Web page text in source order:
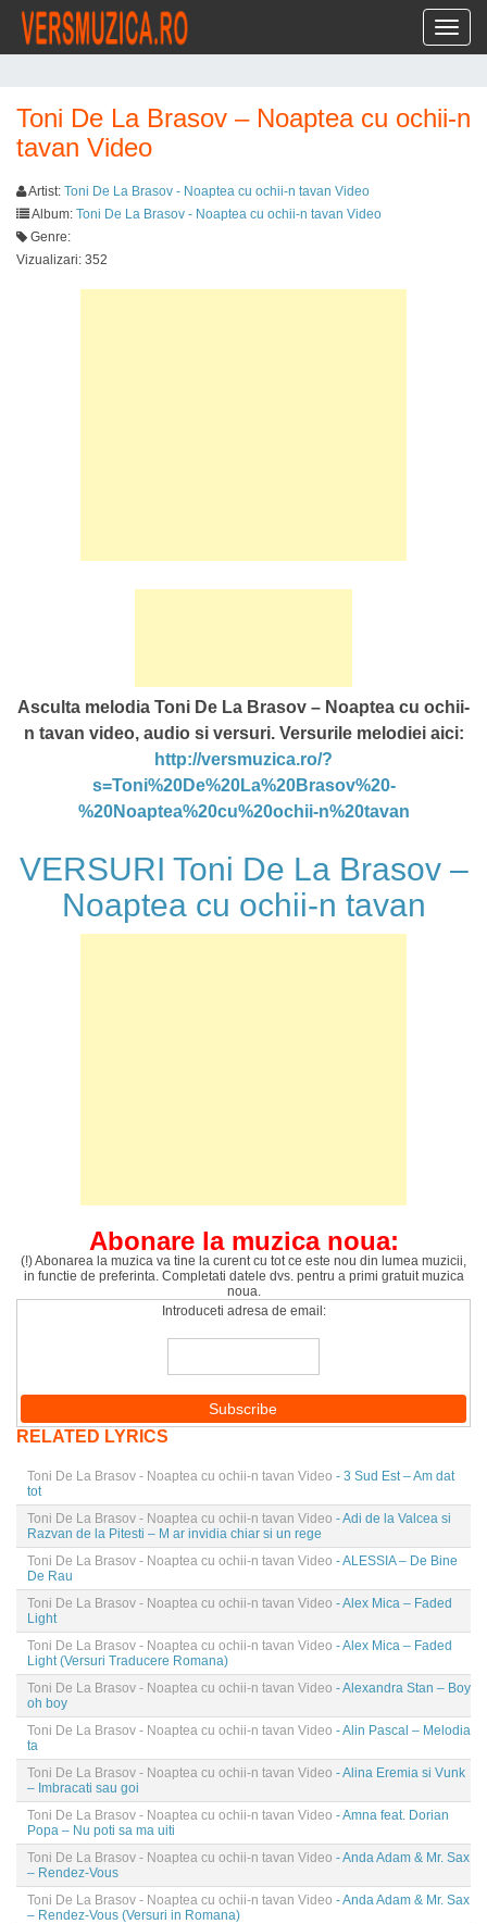
Toni De La Brasov – Noaptea cu ochii-n
tavan Video
Artist: Toni De La Brasov - Noaptea cu ochii-n tavan Video
Album: Toni De La Brasov - Noaptea cu ochii-n tavan Video
Genre:
Vizualizari: 352
Asculta melodia Toni De La Brasov – Noaptea cu ochii-
n tavan video, audio si versuri. Versurile melodiei aici:
http://versmuzica.ro/?
s=Toni%20De%20La%20Brasov%20-
%20Noaptea%20cu%20ochii-n%20tavan
VERSURI Toni De La Brasov –
Noaptea cu ochii-n tavan
Abonare la muzica noua:
(!) Abonarea la muzica va tine la curent cu tot ce este nou din lumea muzicii,
in functie de preferinta. Completati datele dvs. pentru a primi gratuit muzica
noua.
Introduceti adresa de email:
RELATED LYRICS
Toni De La Brasov - Noaptea cu ochii-n tavan Video - 3 Sud Est – Am dat
tot
Toni De La Brasov - Noaptea cu ochii-n tavan Video - Adi de la Valcea si
Razvan de la Pitesti – M ar invidia chiar si un rege
Toni De La Brasov - Noaptea cu ochii-n tavan Video - ALESSIA – De Bine
De Rau
Toni De La Brasov - Noaptea cu ochii-n tavan Video - Alex Mica – Faded
Light
Toni De La Brasov - Noaptea cu ochii-n tavan Video - Alex Mica – Faded
Light (Versuri Traducere Romana)
Toni De La Brasov - Noaptea cu ochii-n tavan Video - Alexandra Stan – Boy
oh boy
Toni De La Brasov - Noaptea cu ochii-n tavan Video - Alin Pascal – Melodia
ta
Toni De La Brasov - Noaptea cu ochii-n tavan Video - Alina Eremia si Vunk
– Imbracati sau goi
Toni De La Brasov - Noaptea cu ochii-n tavan Video - Amna feat. Dorian
Popa – Nu poti sa ma uiti
Toni De La Brasov - Noaptea cu ochii-n tavan Video - Anda Adam & Mr. Sax
– Rendez-Vous
Toni De La Brasov - Noaptea cu ochii-n tavan Video - Anda Adam & Mr. Sax
– Rendez-Vous (Versuri in Romana)